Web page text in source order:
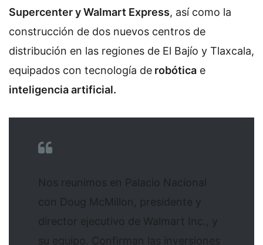
Supercenter y Walmart Express, así como la
construcción de dos nuevos centros de
distribución en las regiones de El Bajío y Tlaxcala,
equipados con tecnología de robótica e
inteligencia artificial.
Nos reunimos en Palacio Nacional
con Doug McMillon, presidente y
director ejecutivo de Walmart Inc., y
su equipo. Confirman las inversiones